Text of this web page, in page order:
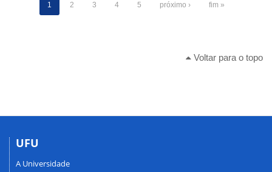
1 2 3 4 5 próximo › fim »
Voltar para o topo
UFU
A Universidade